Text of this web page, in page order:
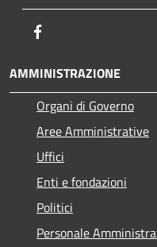
AMMINISTRAZIONE
Organi di Governo
Aree Amministrative
Uffici
Enti e fondazioni
Politici
Personale